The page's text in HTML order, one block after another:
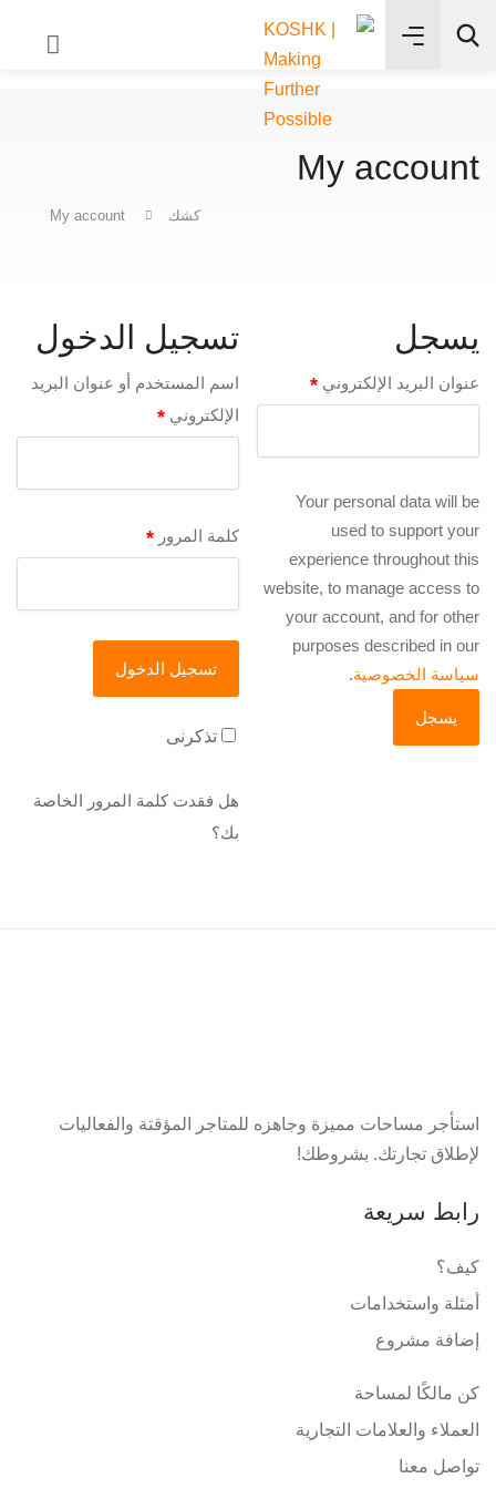
My account
كشك My account
تسجيل الدخول
اسم المستخدم أو عنوان البريد
الإلكتروني*
كلمة المرور*
تذكرنى
هل فقدت كلمة المرور الخاصة
بك؟
يسجل
عنوان البريد الإلكتروني *
Your personal data will be
used to support your
experience throughout this
website, to manage access to
your account, and for other
purposes described in our
سياسة الخصوصية.
استأجر مساحات مميزة وجاهزه للمتاجر المؤقتة والفعاليات
لإطلاق تجارتك. بشروطك!
رابط سريعة
كيف؟
أمثلة واستخدامات
إضافة مشروع
كن مالكًا لمساحة
العملاء والعلامات التجارية
تواصل معنا